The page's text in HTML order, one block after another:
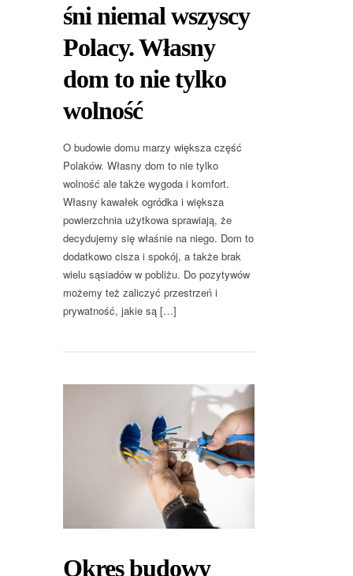
śni niemal wszyscy
Polacy. Własny
dom to nie tylko
wolność
O budowie domu marzy większa część
Polaków. Własny dom to nie tylko
wolność ale także wygoda i komfort.
Własny kawałek ogródka i większa
powierzchnia użytkowa sprawiają, że
decydujemy się właśnie na niego. Dom to
dodatkowo cisza i spokój, a także brak
wielu sąsiadów w pobliżu. Do pozytywów
możemy też zaliczyć przestrzeń i
prywatność, jakie są […]
Okres budowy